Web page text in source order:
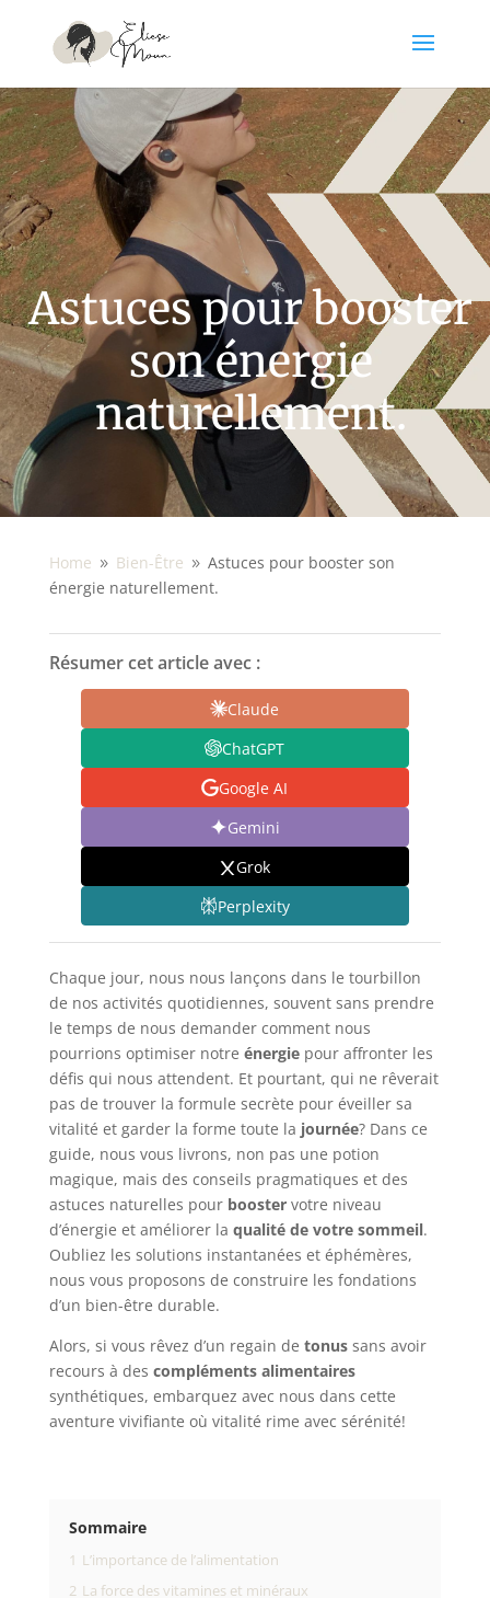
Astuces pour booster
son énergie
naturellement.
Home 9 Bien-Être 9 Astuces pour booster son
énergie naturellement.
Résumer cet article avec :
Claude
ChatGPT
Google AI
Gemini
Grok
Perplexity
Chaque jour, nous nous lançons dans le tourbillon
de nos activités quotidiennes, souvent sans prendre
le temps de nous demander comment nous
pourrions optimiser notre énergiepour affronter les
défis qui nous attendent. Et pourtant, qui ne rêverait
pas de trouver la formule secrète pour éveiller sa
vitalité et garder la forme toute la journée? Dans ce
guide, nous vous livrons, non pas une potion
magique, mais des conseils pragmatiques et des
astuces naturelles pour boostervotre niveau
d’énergie et améliorer la qualité de votre sommeil.
Oubliez les solutions instantanées et éphémères,
nous vous proposons de construire les fondations
d’un bien-être durable.
Alors, si vous rêvez d’un regain de tonussans avoir
recours à des compléments alimentaires
synthétiques, embarquez avec nous dans cette
aventure vivifiante où vitalité rime avec sérénité!
Sommaire
1 L’importance de l’alimentation
2 La force des vitamines et minéraux